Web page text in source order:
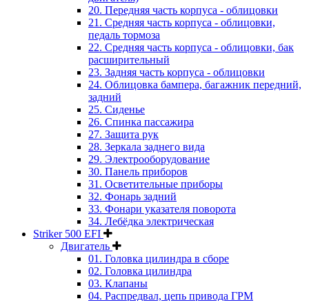
20. Передняя часть корпуса - облицовки
21. Средняя часть корпуса - облицовки,
педаль тормоза
22. Средняя часть корпуса - облицовки, бак
расширительный
23. Задняя часть корпуса - облицовки
24. Облицовка бампера, багажник передний,
задний
25. Сиденье
26. Спинка пассажира
27. Защита рук
28. Зеркала заднего вида
29. Электрооборудование
30. Панель приборов
31. Oсветительные приборы
32. Фонарь задний
33. Фонари указателя поворота
34. Лебёдка электрическая
Striker 500 EFI
Двигатель
01. Головка цилиндра в сборе
02. Головка цилиндра
03. Клапаны
04. Распредвал, цепь привода ГРМ